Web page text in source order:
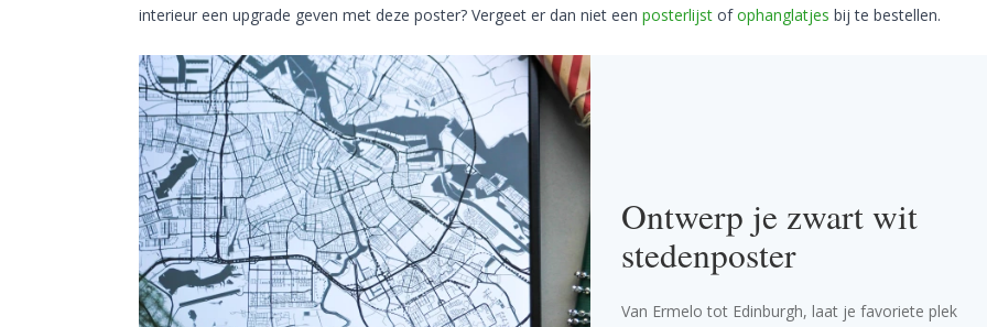
interieur een upgrade geven met deze poster? Vergeet er dan niet een posterlijst ofophanglatjes bij te bestellen.
Ontwerp je zwart wit
stedenposter
Van Ermelo tot Edinburgh, laat je favoriete plek